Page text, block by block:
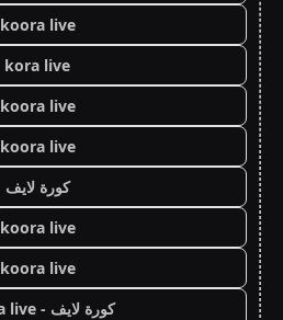
koora live
kora live
koora live
koora live
كورة لايف
koora live
koora live
كورة لايف - koora live